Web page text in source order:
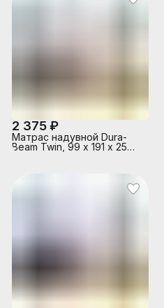
2 375 ₽
Матрас надувной Dura-
Beam Twin, 99 х 191 х 25